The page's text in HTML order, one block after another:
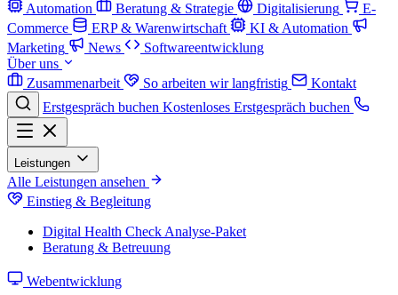
Automation
Beratung & Strategie Digitalisierung
E-
Commerce
ERP & Warenwirtschaft
KI & Automation
Marketing
News
Softwareentwicklung
Über uns
Zusammenarbeit
So arbeiten wir langfristig
Kontakt
Erstgespräch buchen Kostenloses Erstgespräch buchen
Leistungen
Alle Leistungen ansehen
Einstieg & Begleitung
Digital Health Check Analyse-Paket
Beratung & Betreuung
Webentwicklung